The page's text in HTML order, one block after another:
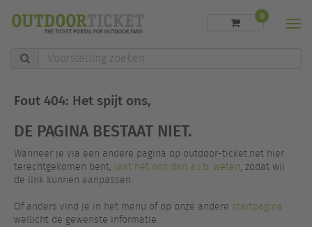
Voorstelling
zoeken
0
Fout 404: Het spijt ons,
DE PAGINA BESTAAT NIET.
Wanneer je via een andere pagina op outdoor-ticket.net hier
terechtgekomen bent, laat het ons dan a.j.b. weten, zodat wij
de link kunnen aanpassen.
Of anders vind je in het menu of op onze andere startpagina
wellicht de gewenste informatie.